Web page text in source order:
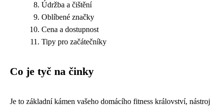
Údržba a čištění
Oblíbené značky
Cena a dostupnost
Tipy pro začátečníky
Co je tyč na činky
Je to základní kámen vašeho domácího fitness království, nástroj